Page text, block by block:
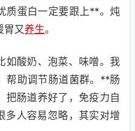
质蛋白一定要跟上**。炖
胃又养生。
如酸奶、泡菜、味噌。我
帮助调节肠道菌群。**肠
把肠道养好了，免疫力自
多人容易忽略，其实对增